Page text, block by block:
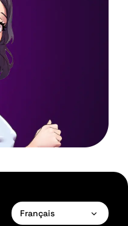
Français